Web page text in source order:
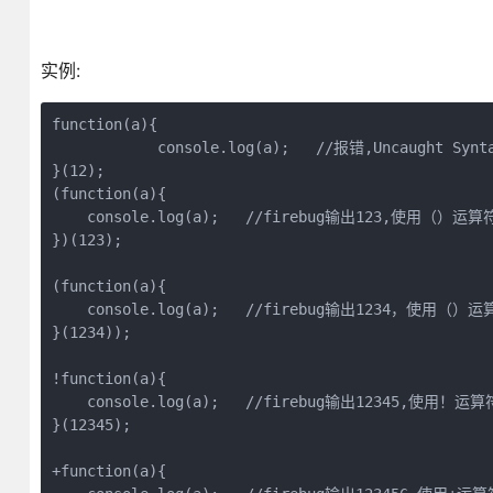
实例:
function(a){
}(12);
(function(a){
console.log(a);   //firebug输出123,使用（）运算
})(123);
(function(a){
console.log(a);   //firebug输出1234，使用（）运
}(1234));
!function(a){
console.log(a);   //firebug输出12345,使用！运算
}(12345);
+function(a){